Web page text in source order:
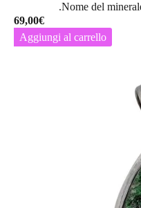
.Nome del
69,00€
Aggiungi al carrello